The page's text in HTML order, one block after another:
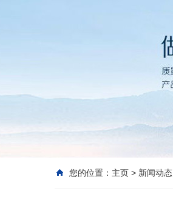
您的位置： 主页 > 新闻动态